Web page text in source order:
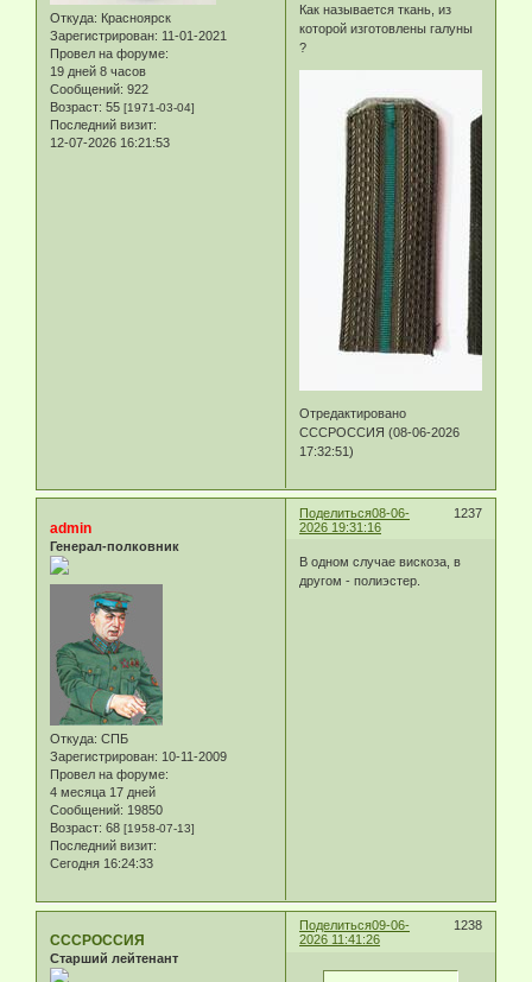
Откуда: Красноярск
Зарегистрирован: 11-01-2021
Провел на форуме:
19 дней 8 часов
Сообщений: 922
Возраст: 55 [1971-03-04]
Последний визит:
12-07-2026 16:21:53
Как называется ткань, из
которой изготовлены галуны
?
Отредактировано
СССРОССИЯ (08-06-2026
17:32:51)
Поделиться 1237
08-06-
2026 19:31:16
admin
Генерал-полковник
Откуда: СПБ
Зарегистрирован: 10-11-2009
Провел на форуме:
4 месяца 17 дней
Сообщений: 19850
Возраст: 68 [1958-07-13]
Последний визит:
Сегодня 16:24:33
В одном случае вискоза, в
другом - полиэстер.
Поделиться 1238
09-06-
2026 11:41:26
СССРОССИЯ
Старший лейтенант